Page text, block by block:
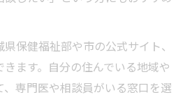
保健福祉部や市の公式サイト、
ます。自分の住んでいる地域や
専門医や相談員がいる窓口を選